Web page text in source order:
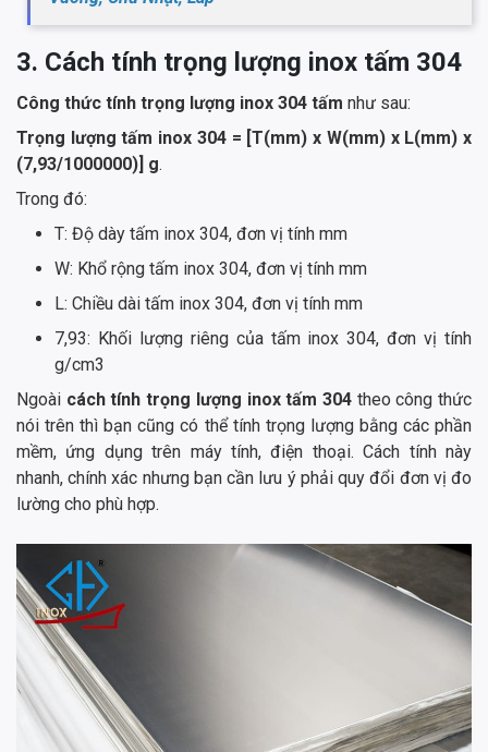
3. Cách tính trọng lượng inox tấm 304
Công thức tính trọng lượng inox 304 tấm như sau:
Trọng lượng tấm inox 304 = [T(mm) x W(mm) x L(mm) x
(7,93/1000000)] g.
Trong đó:
T: Độ dày tấm inox 304, đơn vị tính mm
W: Khổ rộng tấm inox 304, đơn vị tính mm
L: Chiều dài tấm inox 304, đơn vị tính mm
7,93: Khối lượng riêng của tấm inox 304, đơn vị tính
g/cm3
Ngoài cách tính trọng lượng inox tấm 304theo công thức
nói trên thì bạn cũng có thể tính trọng lượng bằng các phần
mềm, ứng dụng trên máy tính, điện thoại. Cách tính này
nhanh, chính xác nhưng bạn cần lưu ý phải quy đổi đơn vị đo
lường cho phù hợp.